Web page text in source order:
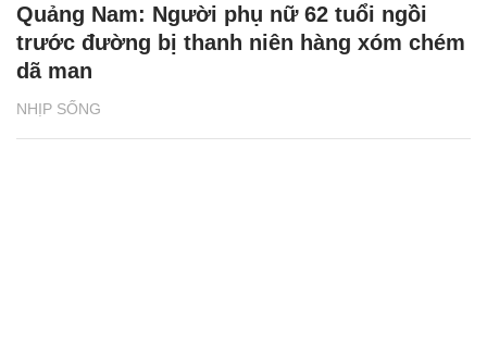
NHỊP SỐNG
Quảng Nam: Người phụ nữ 62 tuổi ngồi
trước đường bị thanh niên hàng xóm chém
dã man